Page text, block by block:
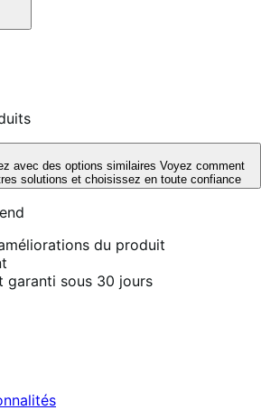
avec des options similaires Voyez comment
solutions et choisissez en toute confiance
du produit
garanti sous 30 jours